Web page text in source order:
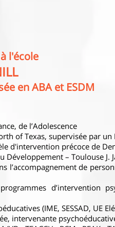
l'école
en ABA et ESDM
de l’Adolescence
of Texas, supervisée par un
d'intervention précoce de
– Toulouse J.
l’accompagnement de
d’intervention
(IME, SESSAD, UE
intervenante